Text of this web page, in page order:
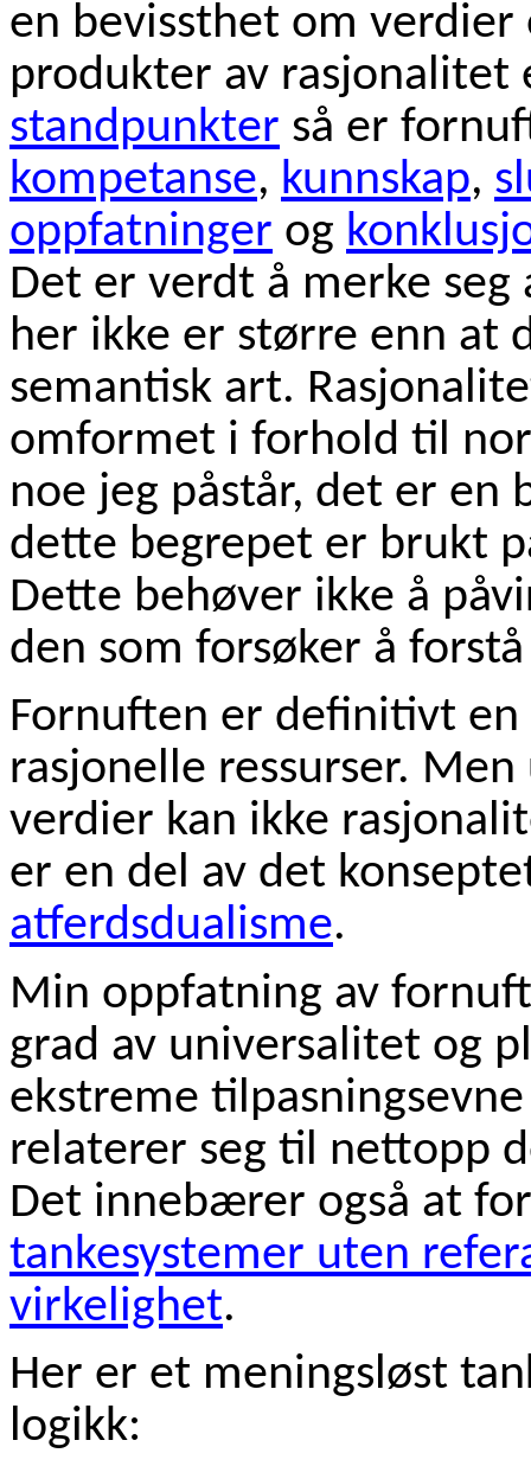
en bevissthet om
produkter av rasjonalitet
standpunkter så er
kompetanse, kunnskap,
oppfatninger og
Det er verdt å merke
her ikke er større enn at
semantisk art.
omformet i forhold til
noe jeg påstår, det er en
dette begrepet er brukt
Dette behøver ikke å
den som forsøker å
Fornuften er definitivt en
rasjonelle ressurser.
verdier kan ikke
er en del av det
atferdsdualisme.
Min oppfatning av
grad av universalitet og
ekstreme
relaterer seg til nettopp
Det innebærer også at
tankesystemer uten
virkelighet.
Her er et meningsløst
logikk: